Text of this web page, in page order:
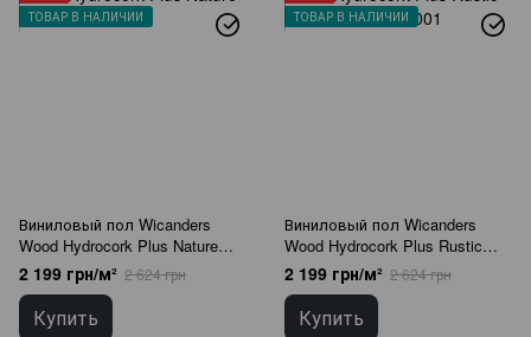
ТОВАР В НАЛИЧИИ
Виниловый пол Wicanders
Wood Hydrocork Plus Nature
Oak B5T5002
2 199 грн/м² 2 624 грн
Купить
ТОВАР В НАЛИЧИИ
Виниловый пол Wicanders
Wood Hydrocork Plus Rustic
Fawn Oak B5WU001
2 199 грн/м² 2 624 грн
Купить